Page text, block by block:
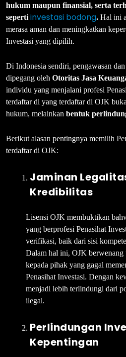
hukum maupun finansial, serta
seperti investasi bodong. Hal ini
merasa aman dan meningkatkan
Investasi yang dipilih.
Di Indonesia sendiri, pengawasan
dipegang oleh Otoritas Jasa
individu yang menjalani profesi
terdaftar di yang terdaftar di OJK
hukum, melainkan bentuk
Berikut alasan pentingnya memilih
terdaftar di OJK:
Jaminan
Kredibilitas
Lisensi OJK membuktikan
yang berprofesi Penasihat
verifikasi, baik dari sisi
Dalam hal ini, OJK
kepada pihak yang gagal
Penasihat Investasi. Dengan
menjadi lebih terlindungi dari
ilegal.
Perlindungan
Kepentingan